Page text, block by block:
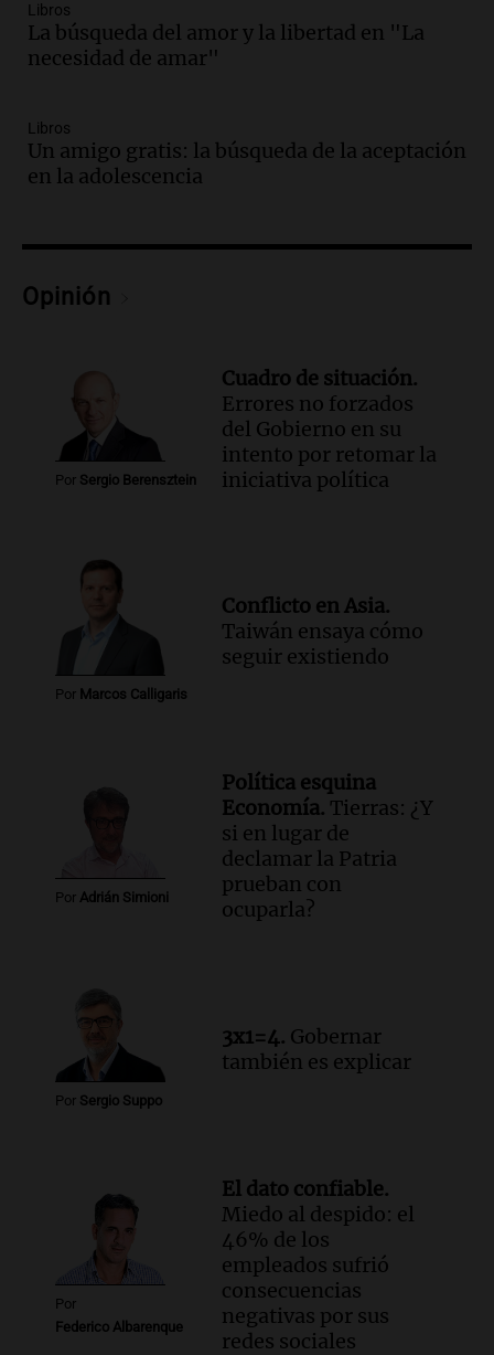
anticipa humilidad en el Santuario de
San Cayetano
Audio.El obispo de Buenos Aires
anticipa su homilía en el Santuario de
Episodios
motociclista por intento de homicidio
Audio.
Aumento de tarifas de luz en
Tucumán afecta a hogares con subas de
hasta el 38% en agosto
Panorama Federal
reporta menos víctimas fatales en
accidentes de tránsito en Mendoza
Panorama Federal
Episodios
Audio.El gobierno de La Rioja lanzará
pago en chachos para empleados
Audio. Luis Herrera
Episodios
privados, según un estudio
Noticias
Episodios
Audio.
Cae colombiano acusado de venta
de droga por delivery en el microcentro
Audio.Disminuyen las víctimas fatales
por accidentes de tránsito en el primer
semestre del 2026
Panorama Federal
Episodios
Libros
La búsqueda del amor y la libertad en "La
necesidad de amar"
Libros
Un amigo gratis: la búsqueda de la aceptación
en la adolescencia
Opinión
Por Sergio Berensztein
Cuadro de situación.
Errores no forzados
del Gobierno en su
intento por retomar la
iniciativa política
Por Marcos Calligaris
Conflicto en Asia.
Taiwán ensaya cómo
seguir existiendo
Por Adrián Simioni
Política esquina
Economía. Tierras: ¿Y
si en lugar de
declamar la Patria
prueban con
ocuparla?
Por Sergio Suppo
3x1=4. Gobernar
también es explicar
Por
Federico Albarenque
El dato confiable.
Miedo al despido: el
46% de los
empleados sufrió
consecuencias
negativas por sus
redes sociales